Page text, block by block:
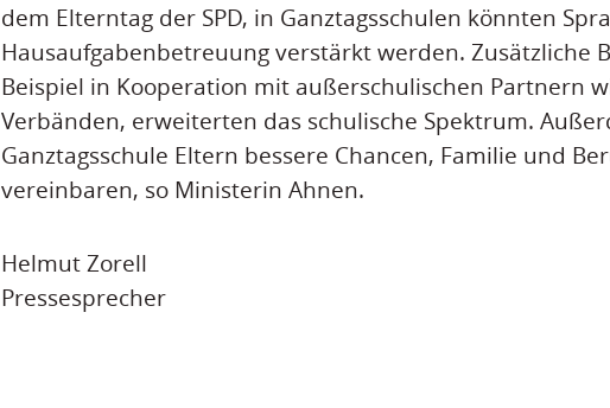
dem Elterntag der SPD, in Ganztagsschulen könnten
Hausaufgabenbetreuung verstärkt werden. Zusätzliche
Beispiel in Kooperation mit außerschulischen Partnern
Verbänden, erweiterten das schulische Spektrum.
Ganztagsschule Eltern bessere Chancen, Familie und
vereinbaren, so Ministerin Ahnen.
Helmut Zorell
Pressesprecher